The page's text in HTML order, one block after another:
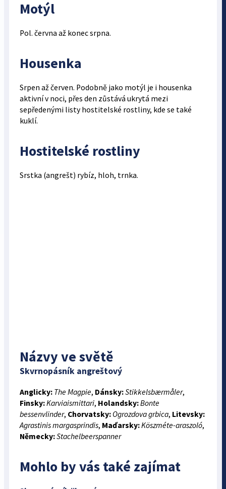
Motýl
Pol. června až konec srpna.
Housenka
Srpen až červen. Podobně jako motýl je i housenka
aktivní v noci, přes den zůstává ukrytá mezi
sepředenými listy hostitelské rostliny, kde se také
kuklí.
Hostitelské rostliny
Srstka (angrešt) rybíz, hloh, trnka.
Názvy ve světě
Skvrnopásník angreštový
Anglicky: The Magpie, Dánsky:Stikkelsbærmåler,
Finsky:Karviaismittari, Holandsky:Bonte
bessenvlinder, Chorvatsky: Ogrozdova grbica, Litevsky:
Agrastinis margasprindis, Maďarsky:Köszméte-araszoló,
Německy:Stachelbeerspanner
Mohlo by vás také zajímat